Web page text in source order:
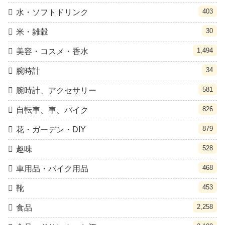
水・ソフトドリンク 403
米・雑穀 30
美容・コスメ・香水 1,494
腕時計 34
腕時計、アクセサリー 581
自転車、車、バイク 826
花・ガーデン・DIY 879
趣味 528
車用品・バイク用品 468
靴 453
食品 2,258